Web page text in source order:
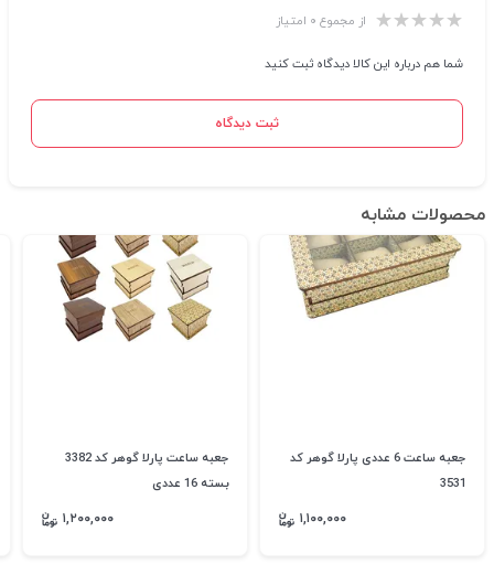
از مجموع ۰ امتیاز
شما هم درباره این کالا دیدگاه ثبت کنید
ثبت دیدگاه
محصولات مشابه
جعبه ساعت 6 عددی پارلا گوهر کد
3531
۱,۱۰۰,۰۰۰
جعبه ساعت پارلا گوهر کد 3382
بسته 16 عددی
۱,۲۰۰,۰۰۰